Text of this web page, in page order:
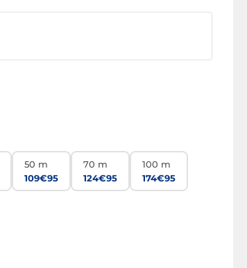
50 m
109€95
70 m
124€95
100 m
174€95